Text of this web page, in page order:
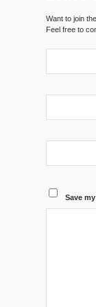
Want to join
Feel free to
Save